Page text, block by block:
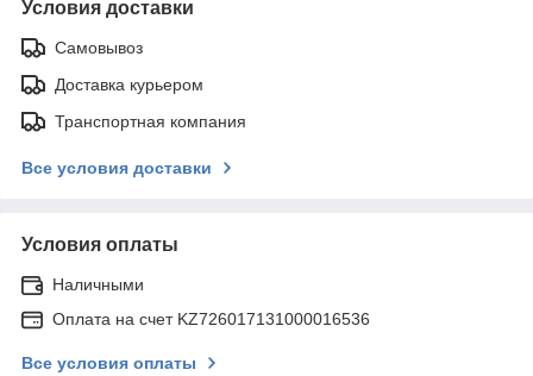
Условия доставки
Самовывоз
Доставка курьером
Транспортная компания
Все условия доставки
Условия оплаты
Наличными
Оплата на счет KZ726017131000016536
Все условия оплаты